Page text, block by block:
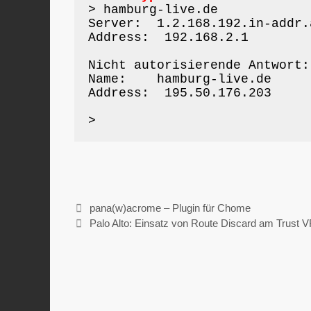
> hamburg-live.de
Server:  1.2.168.192.in-
Address:  192.168.2.1
Nicht autorisierende Antwort:
Name:    hamburg-live.de
Address:  195.50.176.203
>
pana(w)acrome – Plugin für Chome
Palo Alto: Einsatz von Route Discard am Trust